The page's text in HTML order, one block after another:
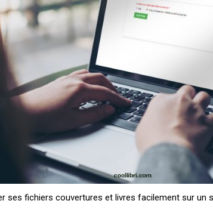
ses fichiers couvertures et livres facilement sur un